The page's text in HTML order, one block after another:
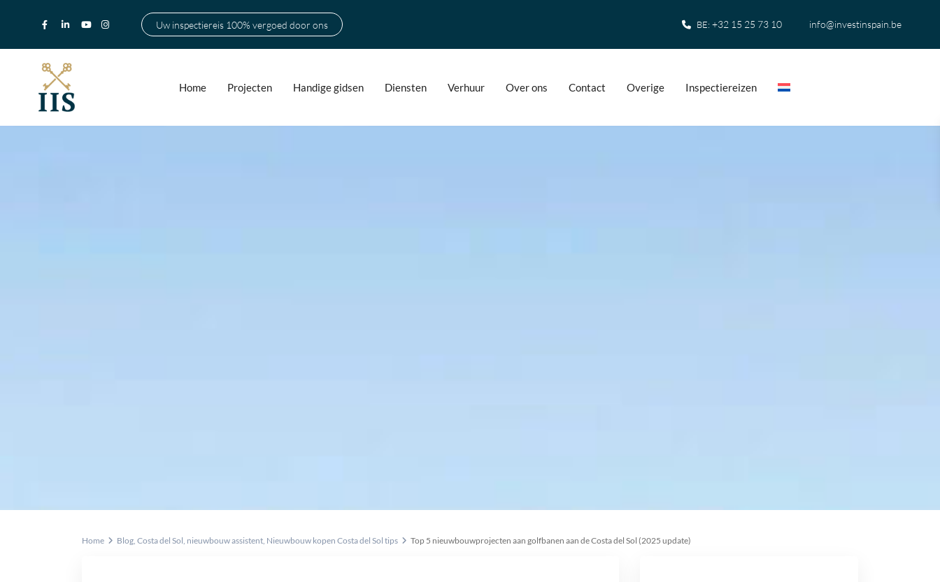
Uw inspectiereis 100% vergoed door ons BE:+32 15 25 73 10 info@investinspain.be
Home Projecten Handige gidsen Diensten Verhuur Over ons Contact Overige Inspectiereizen
Home Blog, Costa del Sol, nieuwbouw assistent, Nieuwbouw kopen Costa del Sol tips Top 5 nieuwbouwprojecten aan golfbanen aan de Costa del Sol (2025 update)